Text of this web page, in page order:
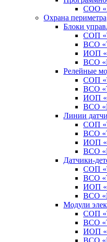
СОО
Охрана периметра
Блоки
СОП
ВСО
ИОП
ВСО
Релейные
СОП
ВСО
ИОП
ВСО
Линии
СОП
ВСО
ИОП
ВСО
Датчики-
СОП
ВСО
ИОП
ВСО
Модули
СОП
ВСО
ИОП